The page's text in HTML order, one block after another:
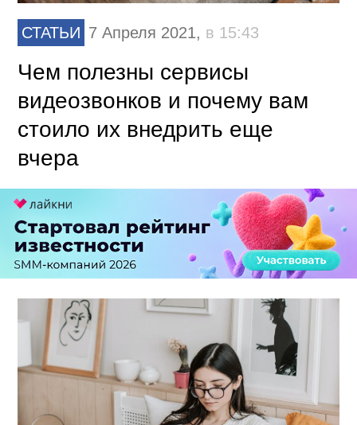
СТАТЬИ 7 Апреля 2021, в 15:43
Чем полезны сервисы
видеозвонков и почему вам
стоило их внедрить еще
вчера